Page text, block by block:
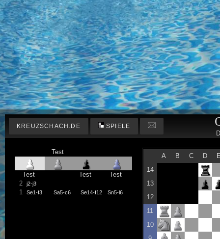
KREUZSCHACH.DE SPIELE
Test
Test
Test
Test
2
j2-j3
1 Se1-f3 Sa5-c6 Se14-f12 Sn5-l6
A B C D
14
13
12
11
10